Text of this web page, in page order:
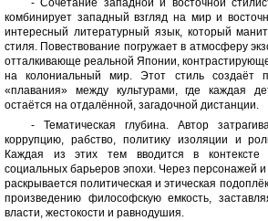
- Сочетание западной и восточной
комбинирует западный взгляд на мир и
интересный литературный язык, который
стиля. Повествование погружает в атмосферу
отталкивающе реальной Японии,
на колониальный мир. Этот стиль создаёт
«плавания» между культурами, где каждая
остаётся на отдалённой, загадочной дистанции.
- Тематическая глубина. Автор
коррупцию, рабство, политику изоляции и
Каждая из этих тем вводится в контексте
социальных барьеров эпохи. Через персонажей
раскрывается политическая и этическая
произведению философскую емкость,
власти, жестокости и равнодушия.